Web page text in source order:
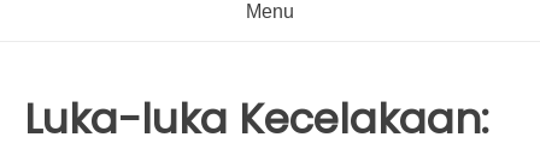
Menu
Luka-luka Kecelakaan: